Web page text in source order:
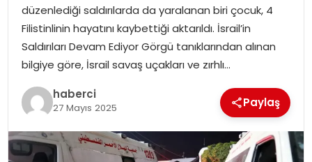
düzenlediği saldırılarda da yaralanan biri çocuk, 4
Filistinlinin hayatını kaybettiği aktarıldı. İsrail’in
Saldırıları Devam Ediyor Görgü tanıklarından alınan
bilgiye göre, İsrail savaş uçakları ve zırhlı…
haberci
27 Mayıs 2025 Paylaş